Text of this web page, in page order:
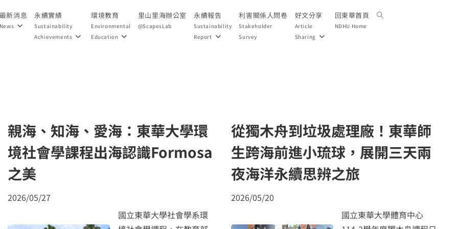
新消息 永續實績
Sustainability
Achievements
環境教育
Environmental
Education
里山里海辦公室
@ScapesLab
永續報告
Sustainability
Report
利害關係人問卷
Stakeholder
Survey
好文分享
Article
Sharing
回東華首頁
NDHU Home
親海、知海、愛海：東華大學環
境社會學課程出海認識Formosa
之美
2026/05/27
國立東華大學社會學系環
從獨木舟到垃圾處理廠！東華師
生跨海前進小琉球，展開三天兩
夜海洋永續思辨之旅
2026/05/20
國立東華大學體育中心